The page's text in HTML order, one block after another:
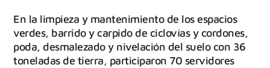
En la limpieza y mantenimiento de los espacios
verdes, barrido y carpido de ciclovías y cordones,
poda, desmalezado y nivelación del suelo con 36
toneladas de tierra, participaron 70 servidores